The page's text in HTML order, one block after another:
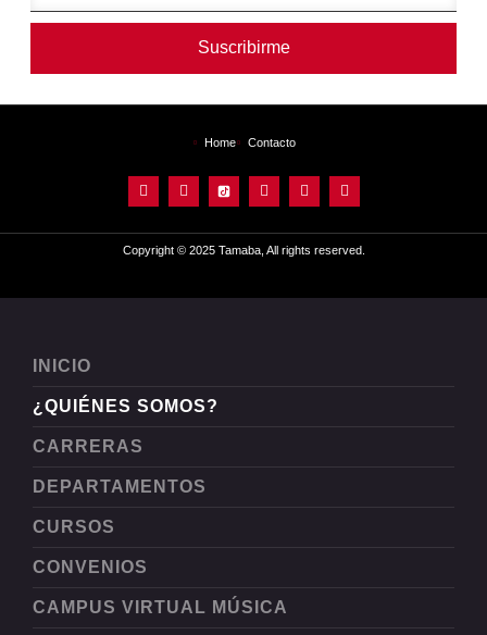
Suscribirme
Home Contacto
Copyright © 2025 Tamaba, All rights reserved.
INICIO
¿QUIÉNES SOMOS?
CARRERAS
DEPARTAMENTOS
CURSOS
CONVENIOS
CAMPUS VIRTUAL MÚSICA